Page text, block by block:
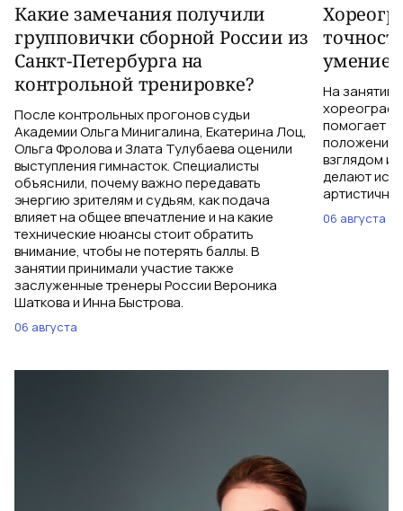
Какие замечания получили
групповички сборной России из
Санкт-Петербурга на
контрольной тренировке?
После контрольных прогонов судьи
Академии Ольга Минигалина, Екатерина Лоц,
Ольга Фролова и Злата Тулубаева оценили
выступления гимнасток. Специалисты
объяснили, почему важно передавать
энергию зрителям и судьям, как подача
влияет на общее впечатление и на какие
технические нюансы стоит обратить
внимание, чтобы не потерять баллы. В
занятии принимали участие также
заслуженные тренеры России Вероника
Шаткова и Инна Быстрова.
06 августа
умение
На занятии
хореограф
помогает
взглядом и
делают
06 августа